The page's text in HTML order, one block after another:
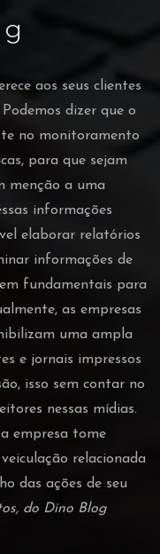
aos seus clientes
dizer que o
no monitoramento
para que sejam
menção a uma
informações
elaborar relatórios
informações de
fundamentais para
as empresas
uma ampla
e jornais impressos
isso sem contar no
nessas mídias.
empresa tome
relacionada
das ações de seu
do Dino Blog